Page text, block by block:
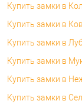
Купить замки в
Купить замки в
Купить замки в
Купить замки в
Купить замки в
Купить замки в